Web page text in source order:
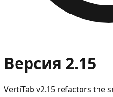
Версия 2.15
VertiTab v2.15 refactors the